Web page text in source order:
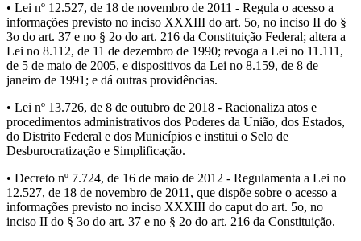
• Lei nº 12.527, de 18 de novembro de 2011 - Regula o acesso a
informações previsto no inciso XXXIII do art. 5o, no inciso II do §
3o do art. 37 e no § 2o do art. 216 da Constituição Federal; altera a
Lei no 8.112, de 11 de dezembro de 1990; revoga a Lei no 11.111,
de 5 de maio de 2005, e dispositivos da Lei no 8.159, de 8 de
janeiro de 1991; e dá outras providências.
• Lei nº 13.726, de 8 de outubro de 2018 - Racionaliza atos e
procedimentos administrativos dos Poderes da União, dos Estados,
do Distrito Federal e dos Municípios e institui o Selo de
Desburocratização e Simplificação.
• Decreto nº 7.724, de 16 de maio de 2012 - Regulamenta a Lei no
12.527, de 18 de novembro de 2011, que dispõe sobre o acesso a
informações previsto no inciso XXXIII do caput do art. 5o, no
inciso II do § 3o do art. 37 e no § 2o do art. 216 da Constituição.